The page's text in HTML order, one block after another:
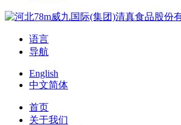
语言
导航
English
中文简体
首页
关于我们